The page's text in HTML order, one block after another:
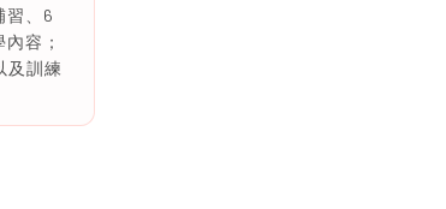
習、6
容；
及訓練